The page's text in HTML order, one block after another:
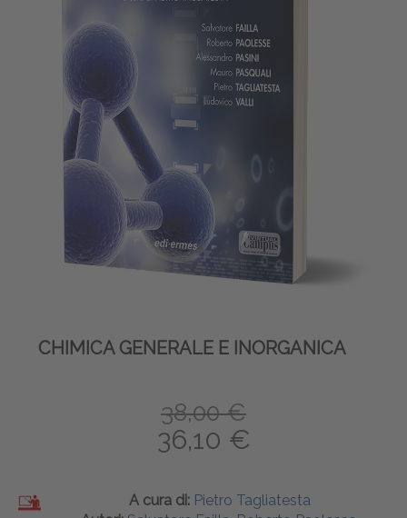
CHIMICA GENERALE E INORGANICA
38,00 €
36,10 €
A cura di: Pietro Tagliatesta